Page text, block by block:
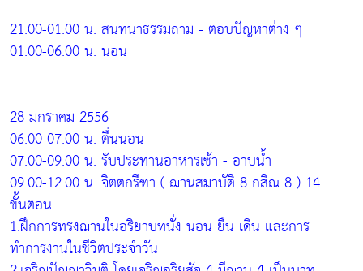
21.00-01.00 น. สนทนาธรรมถาม - ตอบปัญหาต่าง ๆ
01.00-06.00 น. นอน
28 มกราคม 2556
06.00-07.00 น. ตื่นนอน
07.00-09.00 น. รับประทานอาหารเช้า - อาบน้ำ
09.00-12.00 น. จิตตกรีฑา ( ฌานสมาบัติ 8 กสิณ 8 ) 14
ขั้นตอน
1.ฝึกการทรงฌานในอริยาบทนั่ง นอน ยืน เดิน และการ
ทำการงานในชีวิตประจำวัน